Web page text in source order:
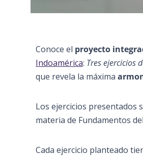
Conoce el proyecto
Indoamérica: Tres ejercicios
que revela la máxima
Los ejercicios presentados
materia de Fundamentos
Cada ejercicio planteado